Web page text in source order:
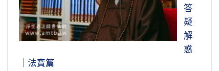
答
疑
解
惑
｜法寶篇